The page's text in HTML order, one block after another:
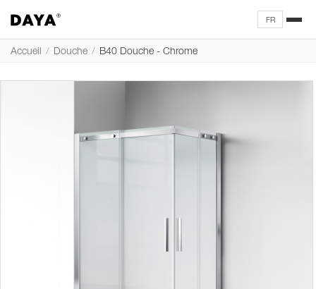
FR
Accueil / Douche / B40 Douche - Chrome